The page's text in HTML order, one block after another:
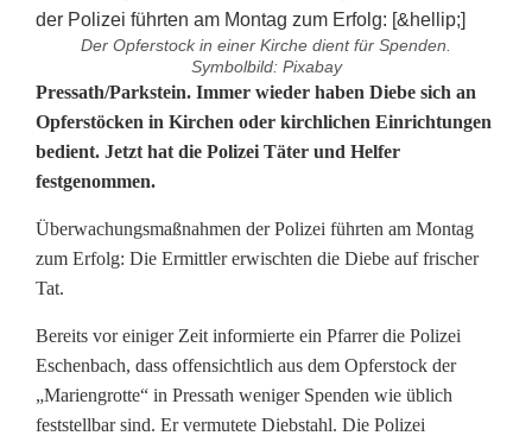
Der Opferstock in einer Kirche dient für Spenden.
Symbolbild: Pixabay
O
p
f
e
r
s
t
o
Pressath/Parkstein. Immer wieder haben Diebe sich an
Opferstöcken in Kirchen oder kirchlichen Einrichtungen
bedient. Jetzt hat die Polizei Täter und Helfer
festgenommen.
Überwachungsmaßnahmen der Polizei führten am Montag
zum Erfolg: Die Ermittler erwischten die Diebe auf frischer
Tat.
Bereits vor einiger Zeit informierte ein Pfarrer die Polizei
Eschenbach, dass offensichtlich aus dem Opferstock der
„Mariengrotte“ in Pressath weniger Spenden wie üblich
feststellbar sind. Er vermutete Diebstahl. Die Polizei